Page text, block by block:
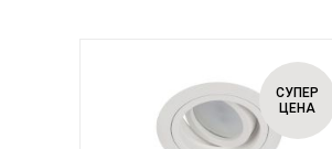
СУПЕР
ЦЕНА